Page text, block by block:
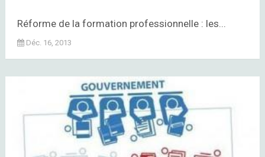
Réforme de la formation professionnelle : les...
Déc. 16, 2013